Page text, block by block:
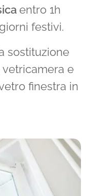
entro 1h
festivi.
sostituzione
e
finestra in